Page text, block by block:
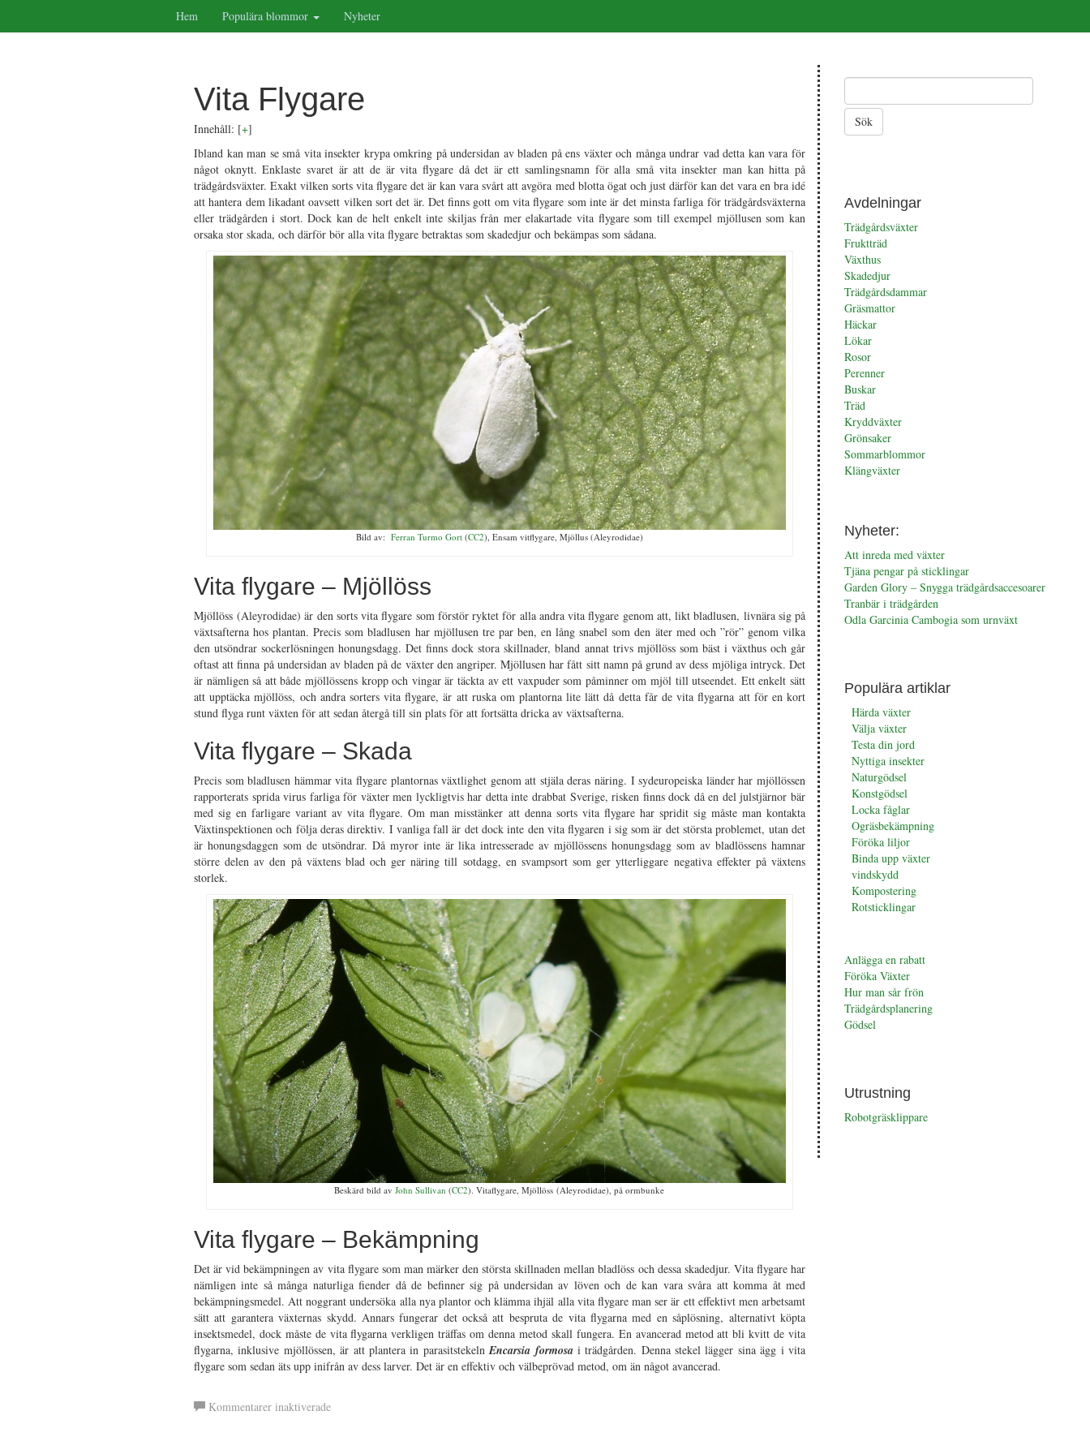
Hem Populära blommor Nyheter
Vita Flygare
Innehåll: [+]
Ibland kan man se små vita insekter krypa omkring på undersidan av bladen på ens växter och många undrar vad detta kan vara för
något oknytt. Enklaste svaret är att de är vita flygare då det är ett samlingsnamn för alla små vita insekter man kan hitta på
trädgårdsväxter. Exakt vilken sorts vita flygare det är kan vara svårt att avgöra med blotta ögat och just därför kan det vara en bra idé
att hantera dem likadant oavsett vilken sort det är. Det finns gott om vita flygare som inte är det minsta farliga för trädgårdsväxterna
eller trädgården i stort. Dock kan de helt enkelt inte skiljas från mer elakartade vita flygare som till exempel mjöllusen som kan
orsaka stor skada, och därför bör alla vita flygare betraktas som skadedjur och bekämpas som sådana.
Bild av: Ferran Turmo Gort(CC2), Ensam vitflygare, Mjöllus (Aleyrodidae)
Vita flygare – Mjöllöss
Mjöllöss (Aleyrodidae) är den sorts vita flygare som förstör ryktet för alla andra vita flygare genom att, likt bladlusen, livnära sig på
växtsafterna hos plantan. Precis som bladlusen har mjöllusen tre par ben, en lång snabel som den äter med och ”rör” genom vilka
den utsöndrar sockerlösningen honungsdagg. Det finns dock stora skillnader, bland annat trivs mjöllöss som bäst i växthus och går
oftast att finna på undersidan av bladen på de växter den angriper. Mjöllusen har fått sitt namn på grund av dess mjöliga intryck. Det
är nämligen så att både mjöllössens kropp och vingar är täckta av ett vaxpuder som påminner om mjöl till utseendet. Ett enkelt sätt
att upptäcka mjöllöss, och andra sorters vita flygare, är att ruska om plantorna lite lätt då detta får de vita flygarna att för en kort
stund flyga runt växten för att sedan återgå till sin plats för att fortsätta dricka av växtsafterna.
Vita flygare – Skada
Precis som bladlusen hämmar vita flygare plantornas växtlighet genom att stjäla deras näring. I sydeuropeiska länder har mjöllössen
rapporterats sprida virus farliga för växter men lyckligtvis har detta inte drabbat Sverige, risken finns dock då en del julstjärnor bär
med sig en farligare variant av vita flygare. Om man misstänker att denna sorts vita flygare har spridit sig måste man kontakta
Växtinspektionen och följa deras direktiv. I vanliga fall är det dock inte den vita flygaren i sig som är det största problemet, utan det
är honungsdaggen som de utsöndrar. Då myror inte är lika intresserade av mjöllössens honungsdagg som av bladlössens hamnar
större delen av den på växtens blad och ger näring till sotdagg, en svampsort som ger ytterliggare negativa effekter på växtens
storlek.
Beskärd bild avJohn Sullivan (CC2). Vitaflygare, Mjöllöss (Aleyrodidae), på ormbunke
Vita flygare – Bekämpning
Det är vid bekämpningen av vita flygare som man märker den största skillnaden mellan bladlöss och dessa skadedjur. Vita flygare har
nämligen inte så många naturliga fiender då de befinner sig på undersidan av löven och de kan vara svåra att komma åt med
bekämpningsmedel. Att noggrant undersöka alla nya plantor och klämma ihjäl alla vita flygare man ser är ett effektivt men arbetsamt
sätt att garantera växternas skydd. Annars fungerar det också att bespruta de vita flygarna med en såplösning, alternativt köpta
insektsmedel, dock måste de vita flygarna verkligen träffas om denna metod skall fungera. En avancerad metod att bli kvitt de vita
flygarna, inklusive mjöllössen, är att plantera in parasitstekelnEncarsia formosai trädgården. Denna stekel lägger sina ägg i vita
flygare som sedan äts upp inifrån av dess larver. Det är en effektiv och välbeprövad metod, om än något avancerad.
Kommentarer inaktiveradeför
Avdelningar
Trädgårdsväxter
Fruktträd
Växthus
Skadedjur
Trädgårdsdammar
Gräsmattor
Häckar
Lökar
Rosor
Perenner
Buskar
Träd
Kryddväxter
Grönsaker
Sommarblommor
Klängväxter
Nyheter:
Att inreda med växter
Tjäna pengar på sticklingar
Garden Glory – Snygga trädgårdsaccesoarer
Tranbär i trädgården
Odla Garcinia Cambogia som urnväxt
Populära artiklar
Härda växter
Välja växter
Testa din jord
Nyttiga insekter
Naturgödsel
Konstgödsel
Locka fåglar
Ogräsbekämpning
Föröka liljor
Binda upp växter
vindskydd
Kompostering
Rotsticklingar
Anlägga en rabatt
Föröka Växter
Hur man sår frön
Trädgårdsplanering
Gödsel
Utrustning
Robotgräsklippare